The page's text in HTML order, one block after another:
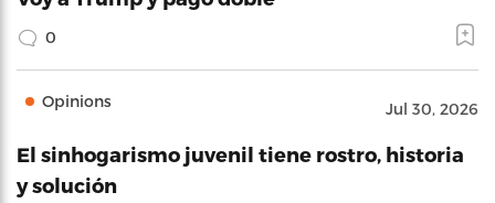
0
Opinions Jul 30, 2026
El sinhogarismo juvenil tiene rostro, historia
y solución